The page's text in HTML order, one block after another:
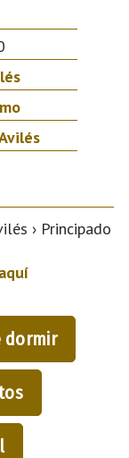
› Principado
dormir